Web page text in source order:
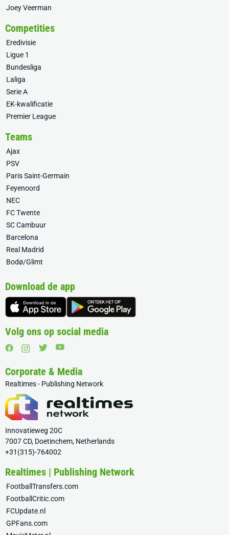
Joey Veerman
Competities
Eredivisie
Ligue 1
Bundesliga
Laliga
Serie A
EK-kwalificatie
Premier League
Teams
Ajax
PSV
Paris Saint-Germain
Feyenoord
NEC
FC Twente
SC Cambuur
Barcelona
Real Madrid
Bodø/Glimt
Download de app
Volg ons op social media
Corporate & Media
Realtimes - Publishing Network
Innovatieweg 20C
7007 CD, Doetinchem, Netherlands
+31(315)-764002
Realtimes | Publishing Network
FootballTransfers.com
FootballCritic.com
FCUpdate.nl
GPFans.com